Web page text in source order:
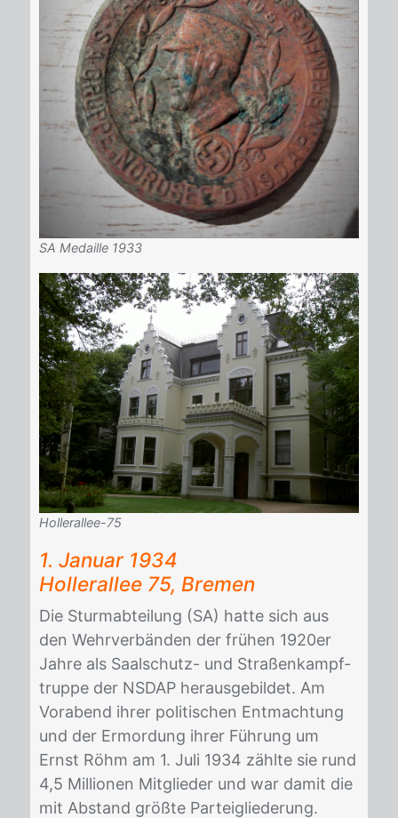
SA Medaille 1933
Hollerallee-75
1. Ja­nu­ar 1934
Hol­ler­al­lee 75, Bre­men
Die Sturm­ab­tei­lung (SA) hat­te sich aus
den Wehr­ver­bän­den der frü­hen 1920er
Jah­re als Saal­schutz- und Stra­ßen­kampf­
trup­pe der NS­DAP her­aus­ge­bil­det. Am
Vor­abend ih­rer po­li­ti­schen Ent­mach­tung
und der Er­mor­dung ih­rer Füh­rung um
Ernst Röhm am 1. Juli 1934 zähl­te sie rund
4,5 Mil­lio­nen Mit­glie­der und war da­mit die
mit Ab­stand größ­te Par­tei­glie­de­rung.